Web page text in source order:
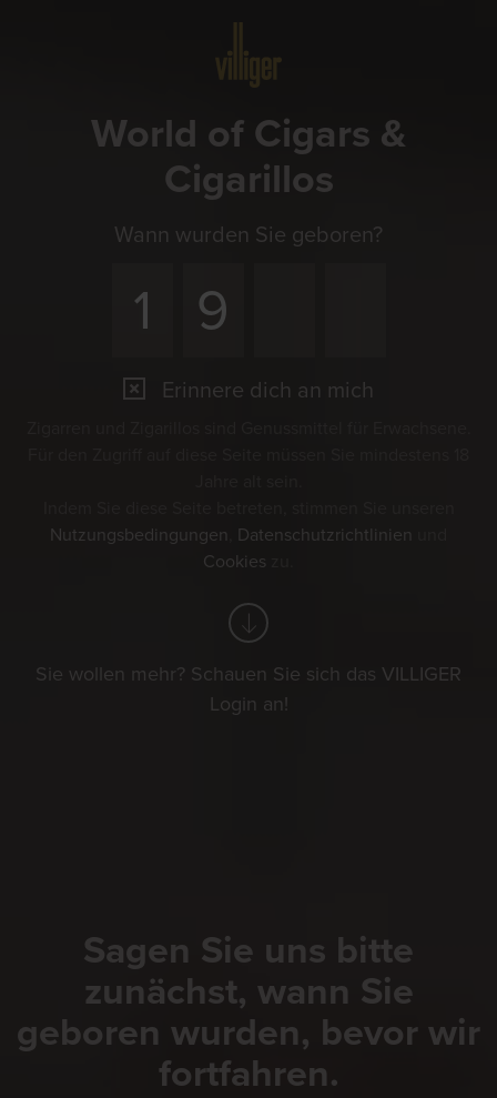
World of Cigars &
Cigarillos
Wann wurden Sie geboren?
Erinnere dich an mich
Nutzungsbedingungen Datenschutzrichtlinien
Cookies
Sie wollen mehr? Schauen Sie sich das VILLIGER
Login an!
Sagen Sie uns bitte
zunächst, wann Sie
geboren wurden, bevor wir
fortfahren.